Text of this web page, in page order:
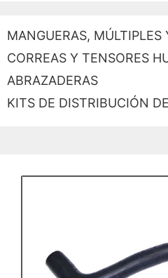
MANGUERAS, MÚLTIPLES
CORREAS Y TENSORES
ABRAZADERAS
KITS DE DISTRIBUCIÓN